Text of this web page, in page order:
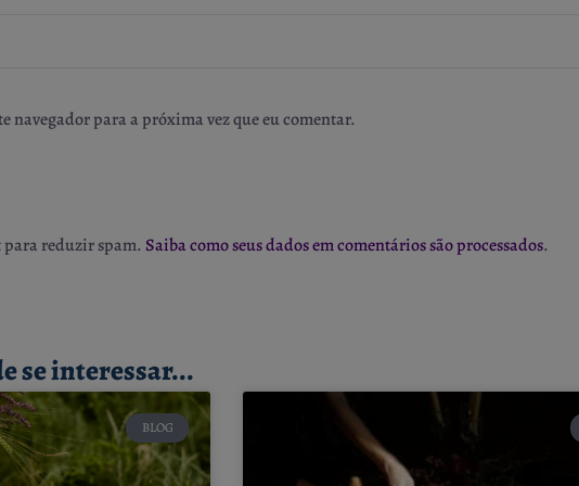
navegador para a próxima vez que eu comentar.
reduzir spam. Saiba como seus dados em comentários são processados.
se interessar...
BLOG